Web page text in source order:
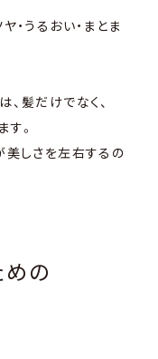
・うるおい・まとま
髪だけでなく、
。
美しさを左右するの
の